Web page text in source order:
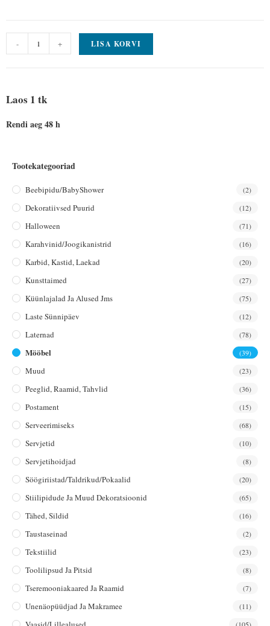
- + LISA KORVI
Laos 1 tk
Rendi aeg 48 h
Tootekategooriad
Beebipidu/BabyShower (2)
Dekoratiivsed Puurid (12)
Halloween (71)
Karahvinid/joogikanistrid (16)
Karbid, Kastid, Laekad (20)
Kunsttaimed (27)
Küünlajalad Ja Alused Jms (75)
Laste Sünnipäev (12)
Laternad (78)
Mööbel (39)
Muud (23)
Peeglid, Raamid, Tahvlid (36)
Postament (15)
Serveerimiseks (68)
Servjetid (10)
Servjetihoidjad (8)
Söögiriistad/taldrikud/pokaalid (20)
Stiilipidude Ja Muud Dekoratsioonid (65)
Tähed, Sildid (16)
Taustaseinad (2)
Tekstiilid (23)
Toolilipsud Ja Pitsid (8)
Tseremooniakaared Ja Raamid (7)
Unenäopüüdjad Ja Makramee (11)